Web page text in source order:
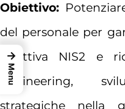
Obiettivo:
del personale per
direttiva NIS2 e
engineering,
strategiche nella
→
Menu